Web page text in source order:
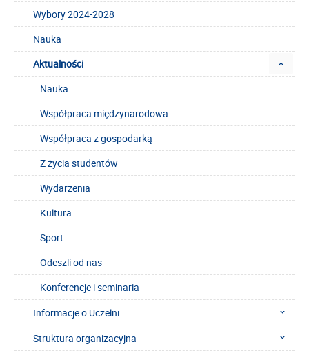
Wybory 2024-2028
Nauka
Aktualności
Nauka
Współpraca międzynarodowa
Współpraca z gospodarką
Z życia studentów
Wydarzenia
Kultura
Sport
Odeszli od nas
Konferencje i seminaria
Informacje o Uczelni
Struktura organizacyjna